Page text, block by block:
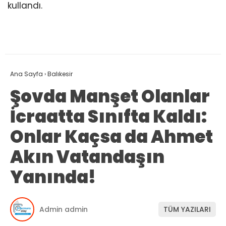
kullandı.
Ana Sayfa ›Balıkesir
Şovda Manşet Olanlar
İcraatta Sınıfta Kaldı:
Onlar Kaçsa da Ahmet
Akın Vatandaşın
Yanında!
Admin admin TÜM YAZILARI